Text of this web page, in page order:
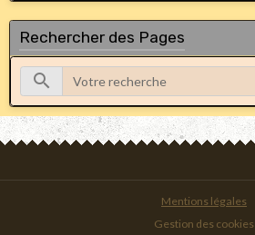
Rechercher des Pages
Mentions légales
Gestion des cookies